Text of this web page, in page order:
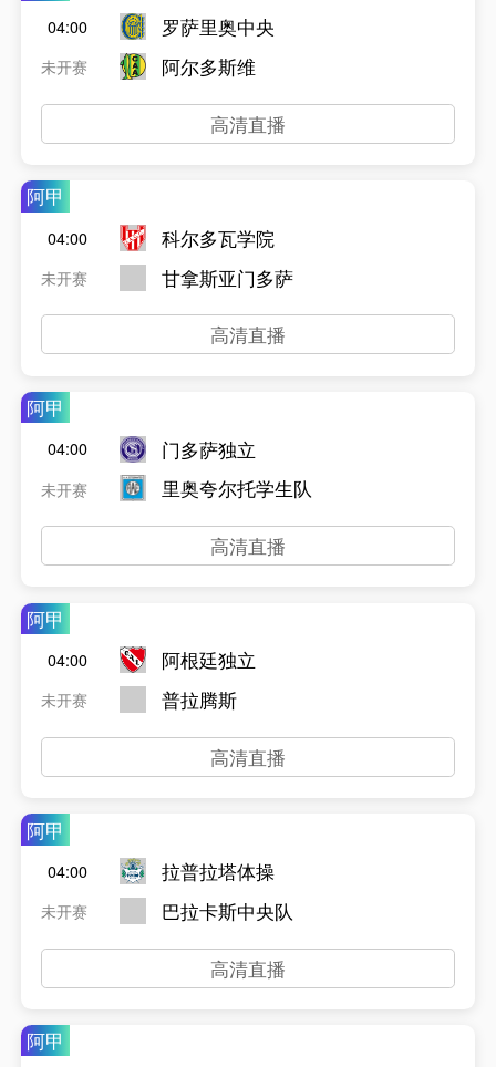
04:00
未开赛
罗萨里奥中央
阿尔多斯维
高清直播
阿甲
04:00
未开赛
科尔多瓦学院
甘拿斯亚门多萨
高清直播
阿甲
04:00
未开赛
门多萨独立
里奥夸尔托学生队
高清直播
阿甲
04:00
未开赛
阿根廷独立
普拉腾斯
高清直播
阿甲
04:00
未开赛
拉普拉塔体操
巴拉卡斯中央队
高清直播
阿甲